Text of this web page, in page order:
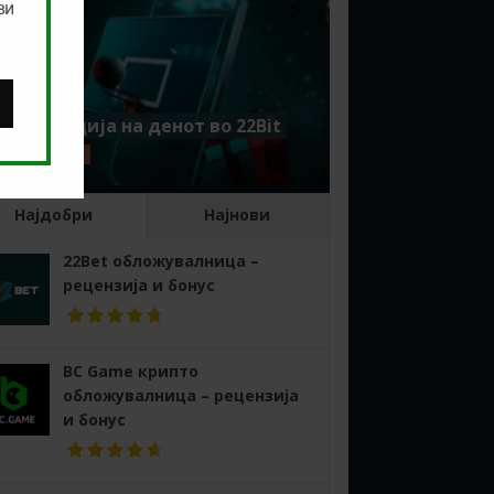
на денот во 22Bit
Најдобри Најнови
22Bet обложувалница –
рецензија и бонус
BC Game крипто
обложувалница – рецензија
и бонус